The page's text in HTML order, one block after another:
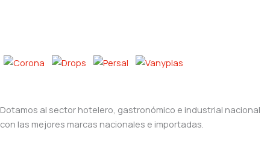
Dotamos al sector hotelero, gastronómico e industrial nacional
con las mejores marcas nacionales e importadas.